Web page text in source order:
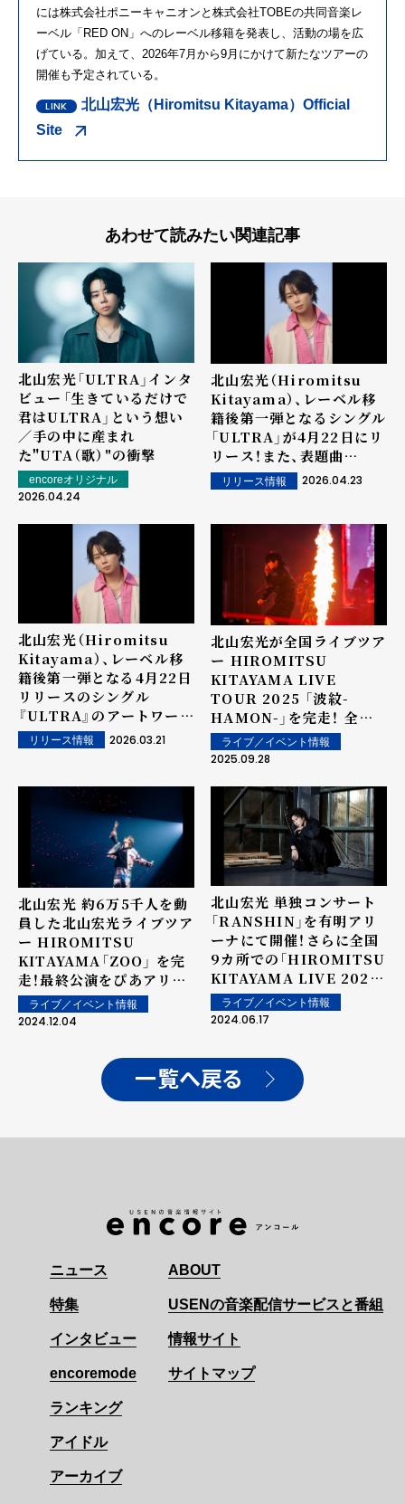
には株式会社ポニーキャニオンと株式会社TOBEの共同音楽レ
ーベル「RED ON」へのレーベル移籍を発表し、活動の場を広
げている。 加えて、 2026年7月から9月にかけて新たなツアーの
開催も予定されている。
北山宏光（Hiromitsu Kitayama）Official
Site
あわせて読みたい関連記事
北山宏光「ULTRA」インタ
ビュー――「生きているだけで
君はULTRA」という想い
／手の中に産まれ
た"UTA（歌）"の衝撃
encoreオリジナル
2026.04.24
北山宏光（Hiromitsu
Kitayama）、レーベル移
籍後第一弾となるシングル
「ULTRA」が4月22日にリ
リース！また、表題曲
「ULTRA」のミュージック
ビデオを公開！
リリース情報 2026.04.23
北山宏光（Hiromitsu
Kitayama）、レーベル移
籍後第一弾となる4月22日
リリースのシングル
『ULTRA』のアートワー
ク、収録曲、特設サイトを
公開！
リリース情報 2026.03.21
北山宏光が全国ライブツア
ー HIROMITSU
KITAYAMA LIVE
TOUR 2025 「波紋-
HAMON-」を完走！ 全国
11会場17公演で約7万人を
動員！ 最終公演をLaLa
らアリーナ 東京ベイ）で開
催！
ライブ／イベント情報
2025.09.28
北山宏光 約6万5千人を動
員した北山宏光ライブツア
ー HIROMITSU
KITAYAMA「ZOO」 を完
走！最終公演をぴあアリー
ナMMで開催
ライブ／イベント情報
2024.12.04
北山宏光 単独コンサート
「RANSHIN」を有明アリ
ーナにて開催！さらに全国
9カ所での「HIROMITSU
KITAYAMA LIVE 2024」
開催と、 1st
Album「ZOO」発売
ライブ／イベント情報
2024.06.17
一覧へ戻る
ニュース
特集
インタビュー
encoremode
ランキング
アイドル
アーカイブ
ABOUT
USENの音楽配信サービスと番組
情報サイト
サイトマップ